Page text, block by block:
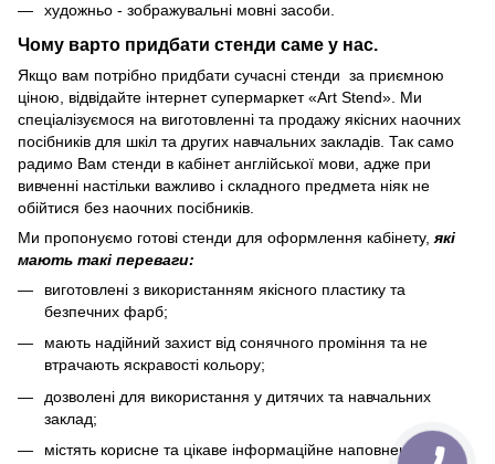
художньо - зображувальні мовні засоби.
Чому варто придбати стенди саме у нас.
Якщо вам потрібно придбати сучасні стенди за приємною
ціною, відвідайте інтернет супермаркет «Art Stend». Ми
спеціалізуємося на виготовленні та продажу якісних наочних
посібників для шкіл та других навчальних закладів. Так само
радимо Вам стенди в кабінет англійської мови, адже при
вивченні настільки важливо і складного предмета ніяк не
обійтися без наочних посібників.
Ми пропонуємо готові стенди для оформлення кабінету, які
мають такі переваги:
виготовлені з використанням якісного пластику та
безпечних фарб;
мають надійний захист від сонячного проміння та не
втрачають яскравості кольору;
дозволені для використання у дитячих та навчальних
заклад;
містять корисне та цікаве інформаційне наповнення.